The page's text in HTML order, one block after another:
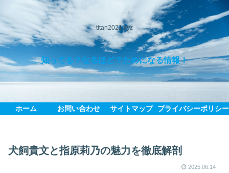
titan2021.xyz
知ってる？なるほど？ためになる情報！
ホーム お問い合わせ サイトマップ プライバシーポリシー
犬飼貴文と指原莉乃の魅力を徹底解剖
2025.06.14